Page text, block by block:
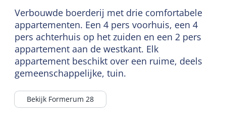
Separaat toilet
Douche
Verbouwde boerderij met drie comfortabele
appartementen. Een 4 pers voorhuis, een 4
pers achterhuis op het zuiden en een 2 pers
appartement aan de westkant. Elk
appartement beschikt over een ruime, deels
gemeenschappelijke, tuin.
Bekijk Formerum 28